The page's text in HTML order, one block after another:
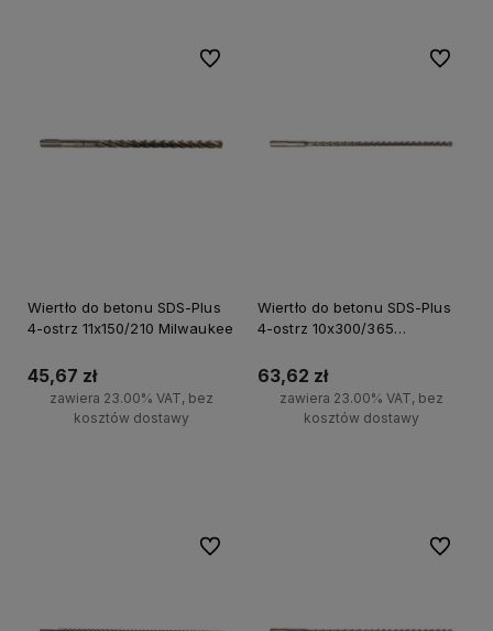
Wiertło do betonu SDS-Plus
4-ostrz 11x150/210 Milwaukee
45,67 zł
zawiera 23.00% VAT, bez
kosztów dostawy
Do ulubionych
Wiertło do betonu SDS-Plus
4-ostrz 10x300/365
63,62 zł
zawiera 23.00% VAT, bez
kosztów dostawy
Do
Do ulubionych Do